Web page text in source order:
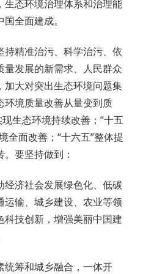
生态环境治理体系和治理能
全面建成。
精准治污、科学治污、依
发展的新需求、人民群众
大对突出生态环境问题集
环境质量改善从量变到质
生态环境持续改善；“十五
全面改善；“十六五”整体提
要坚持做到：
济社会发展绿色化、低碳
输、城乡建设、农业等领
技创新，增强美丽中国建
筹和城乡融合，一体开